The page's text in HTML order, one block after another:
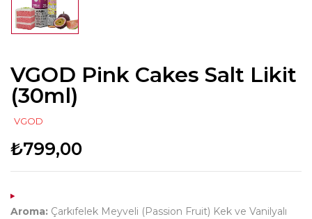
VGOD Pink Cakes Salt Likit
(30ml)
VGOD
₺799,00
Aroma: Çarkıfelek Meyveli (Passion Fruit) Kek ve Vanilyalı